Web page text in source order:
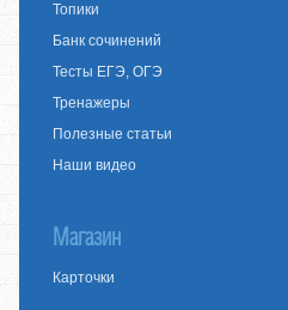
Топики
Банк сочинений
Тесты ЕГЭ, ОГЭ
Тренажеры
Полезные статьи
Наши видео
Магазин
Карточки